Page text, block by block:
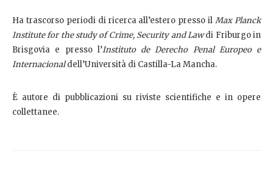
Ha trascorso periodi di ricerca all’estero presso ilMax Planck
Institute for the study of Crime, Security and Lawdi Friburgo in
Brisgovia e presso l’Instituto de Derecho Penal Europeo e
Internacionaldell’Università di Castilla-La Mancha.
È autore di pubblicazioni su riviste scientifiche e in opere
collettanee.